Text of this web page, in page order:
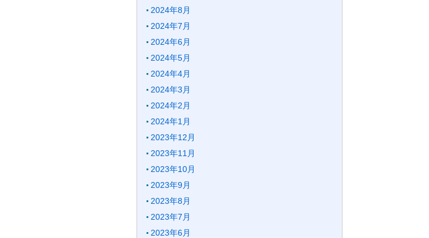
2024年8月
2024年7月
2024年6月
2024年5月
2024年4月
2024年3月
2024年2月
2024年1月
2023年12月
2023年11月
2023年10月
2023年9月
2023年8月
2023年7月
2023年6月